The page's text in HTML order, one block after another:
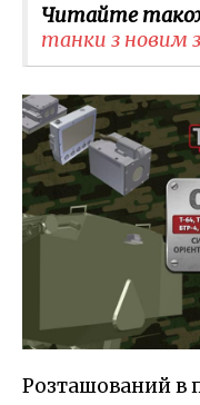
Читайте
танки з новим
Розташований в